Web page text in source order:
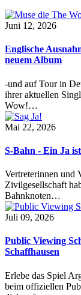
Juni 12, 2026
Englische
neuem Album
-und auf Tour in
ihrer aktuellen
Wow!…
Mai 22, 2026
S-Bahn - Ein Ja
Vertreterinnen und
Zivilgesellschaft
Bahnknoten…
Juli 09, 2026
Public Viewing
Schaffhausen
Erlebe das Spiel
beim offiziellen